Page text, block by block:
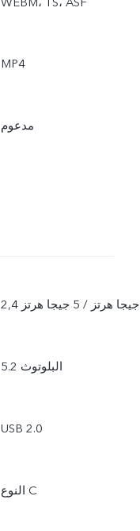
MP4
مدعوم
2,4 جيجا هرتز / 5 جيجا هرتز
البلوتوث 5.2
USB 2.0
النوع C